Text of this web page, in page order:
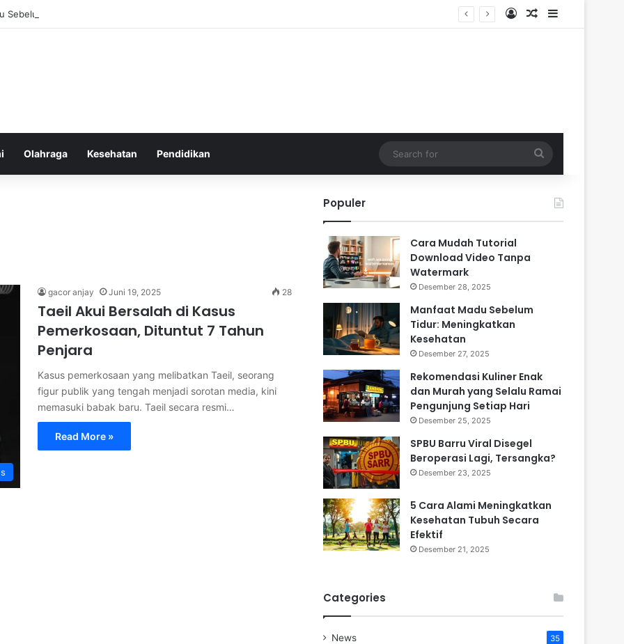
Sebelum Tidur: Meningkatkan Kesehatan Log InRandom Article
Sidebar
Olahraga Kesehatan Pendidikan
for
gacor anjay Juni 19, 2025 28
Taeil Akui Bersalah di Kasus
Pemerkosaan, Dituntut 7 Tahun
Penjara
Kasus pemerkosaan yang melibatkan Taeil, seorang
figur publik yang tengah menjadi sorotan media, kini
memasuki babak baru. Taeil secara resmi…
Read More »
Populer
Cara Mudah Tutorial
Download Video Tanpa
Watermark
Desember 28, 2025
Manfaat Madu Sebelum
Tidur: Meningkatkan
Kesehatan
Desember 27, 2025
Rekomendasi Kuliner Enak
dan Murah yang Selalu Ramai
Pengunjung Setiap Hari
Desember 25, 2025
SPBU Barru Viral Disegel
Beroperasi Lagi, Tersangka?
Desember 23, 2025
5 Cara Alami Meningkatkan
Kesehatan Tubuh Secara
Efektif
Desember 21, 2025
Categories
News 35